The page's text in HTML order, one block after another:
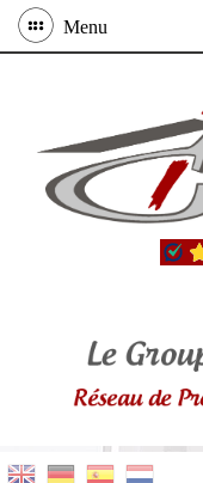
Menu